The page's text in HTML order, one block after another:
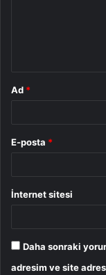
Ad *
E-posta *
İnternet sitesi
Daha sonraki
adresim ve site